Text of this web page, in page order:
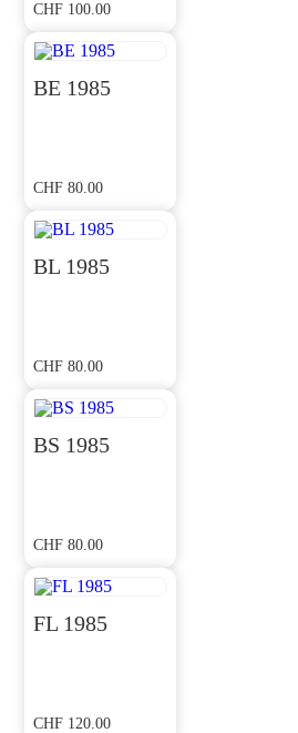
CHF100.00
BE 1985
CHF80.00
BL 1985
CHF80.00
BS 1985
CHF80.00
FL 1985
CHF120.00